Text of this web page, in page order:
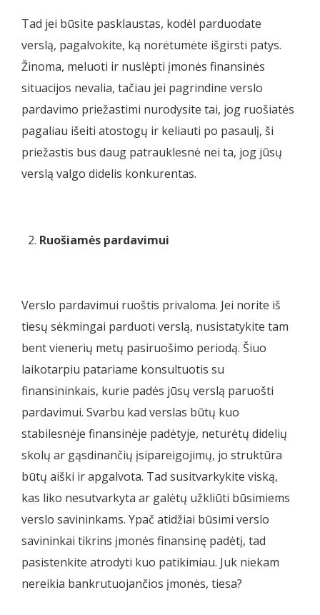
Tad jei būsite pasklaustas, kodėl parduodate
verslą, pagalvokite, ką norėtumėte išgirsti patys.
Žinoma, meluoti ir nuslėpti įmonės finansinės
situacijos nevalia, tačiau jei pagrindine verslo
pardavimo priežastimi nurodysite tai, jog ruošiatės
pagaliau išeiti atostogų ir keliauti po pasaulį, ši
priežastis bus daug patrauklesnė nei ta, jog jūsų
verslą valgo didelis konkurentas.
Ruošiamės pardavimui
Verslo pardavimui ruoštis privaloma. Jei norite iš
tiesų sėkmingai parduoti verslą, nusistatykite tam
bent vienerių metų pasiruošimo periodą. Šiuo
laikotarpiu patariame konsultuotis su
finansininkais, kurie padės jūsų verslą paruošti
pardavimui. Svarbu kad verslas būtų kuo
stabilesnėje finansinėje padėtyje, neturėtų didelių
skolų ar gąsdinančių įsipareigojimų, jo struktūra
būtų aiški ir apgalvota. Tad susitvarkykite viską,
kas liko nesutvarkyta ar galėtų užkliūti būsimiems
verslo savininkams. Ypač atidžiai būsimi verslo
savininkai tikrins įmonės finansinę padėtį, tad
pasistenkite atrodyti kuo patikimiau. Juk niekam
nereikia bankrutuojančios įmonės, tiesa?